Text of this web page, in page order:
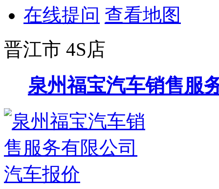
在线提问 查看地图
晋江市 4S店
泉州福宝汽车销售服